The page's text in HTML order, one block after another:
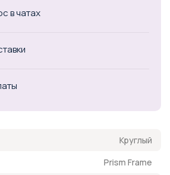
в чатах
Круглый
Prism Frame